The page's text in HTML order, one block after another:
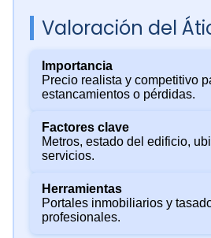
Valoración del
Importancia
Precio realista y competitivo
estancamientos o pérdidas.
Factores clave
Metros, estado del edificio,
servicios.
Herramientas
Portales inmobiliarios y
profesionales.